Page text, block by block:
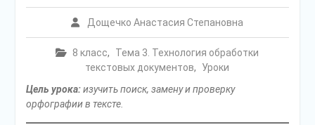
Дощечко Анастасия Степановна
8 класс,
Тема 3. Технология обработки
текстовых документов,
Уроки
Цель урока:изучить поиск, замену и проверку
орфографии в тексте.